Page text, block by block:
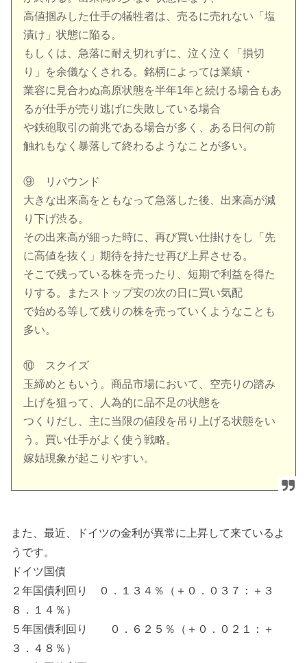
高値掴みした仕手の犠牲者は、売るに売れない「塩
漬け」状態に陥る。
もしくは、急落に耐え切れずに、泣く泣く「損切
り」を余儀なくされる。銘柄によっては業績・
業容に見合わぬ高原状態を半年1年と続ける場合もあ
るが仕手が売り逃げに失敗している場合
や鉄砲取引の前兆である場合が多く、ある日何の前
触れもなく暴落して終わるようなことが多い。
⑨ リバウンド
大きな出来高をともなって急落した後、出来高が減
り下げ渋る。
その出来高が細った時に、再び買い仕掛けをし「先
に高値を抜く」期待を持たせ再び上昇させる。
そこで残っている株を売ったり、短期で利益を得た
りする。またストップ安の次の日に買い気配
で始める等して残りの株を売っていくようなことも
多い。
⑩ スクイズ
玉締めともいう。商品市場において、空売りの踏み
上げを狙って、人為的に品不足の状態を
つくりだし、主に当限の値段を吊り上げる状態をい
う。買い仕手がよく使う戦略。
嫁姑現象が起こりやすい。
また、最近、ドイツの金利が異常に上昇して来ているよ
うです。
ドイツ国債
２年国債利回り ０．１３４％（＋０．０３７：＋３
８．１４％）
５年国債利回り ０．６２５％（＋０．０２１：＋
３．４８％）